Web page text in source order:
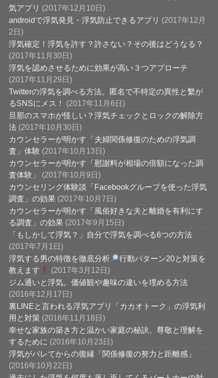
気アプリ (2017年12月10日)
androidで浮気発見・浮気防止できるアプリ (2017年12月
2日)
浮気確定！浮気を許す？許さない？その後はどうなる？
(2017年11月30日)
浮気を認めさせるために効果が高い３つアプローチ
(2017年11月29日)
Twitterの浮気を調べる方法。匿名で不特定の異性と繫が
るSNSにメス！
(2017年11月6日)
旦那のスマホが怪しい？浮気チェックとロックの解除方
法 (2017年10月30日)
カウンセラーが明かす「夫婦関係修復のための浮気調
査」体験 (2017年10月13日)
カウンセラーが明かす「慰謝料が相場の倍額になった調
査体験」
(2017年10月9日)
カウンセリング体験談「Facebookグループを使った浮気
調査」の効果 (2017年10月7日)
カウンセラーが明かす「風俗好きな夫と離婚を有利にす
る調査」の効果 (2017年9月15日)
「もしかして浮気？」自分で浮気を調べる6つの方法
(2017年7月1日)
浮気する男の特徴を徹底分析
行動パターン20と対策を
教えます
(2017年3月12日)
ジム通いと浮気。価値観や趣味の違いを埋める方法
(2016年12月17日)
裏LINEと言われる浮気アプリ「カカオトーク」の浮気利
用と対策 (2016年11月18日)
幸せな家族の築き方と温かい家庭の秘訣。尊敬と理解を
するために (2016年10月23日)
浮気がバレてからの復縁「関係修復の努力と距離感」
(2016年10月22日)